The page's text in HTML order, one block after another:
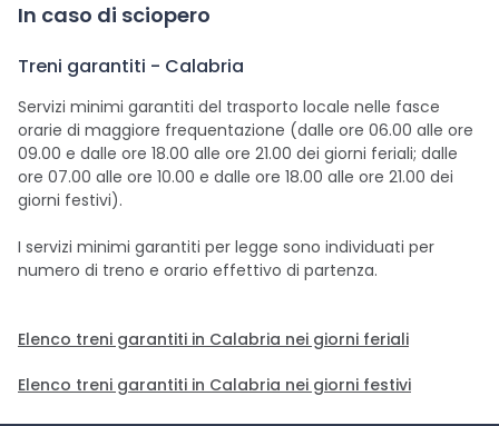
In caso di sciopero
Treni garantiti - Calabria
Servizi minimi garantiti del trasporto locale nelle fasce
orarie di maggiore frequentazione (dalle ore 06.00 alle ore
09.00 e dalle ore 18.00 alle ore 21.00 dei giorni feriali; dalle
ore 07.00 alle ore 10.00 e dalle ore 18.00 alle ore 21.00 dei
giorni festivi).
I servizi minimi garantiti per legge sono individuati per
numero di treno e orario effettivo di partenza.
Elenco treni garantiti in Calabria nei giorni feriali
Elenco treni garantiti in Calabria nei giorni festivi